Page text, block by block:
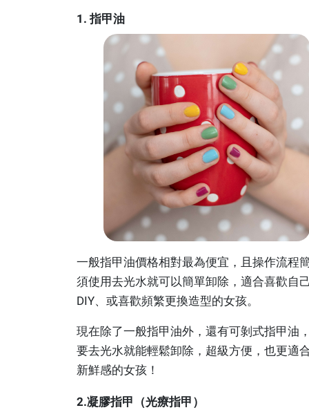
1. 指甲油
一般指甲油價格相對最為便宜，且操作流程
須使用去光水就可以簡單卸除，適合喜歡自己
DIY、或喜歡頻繁更換造型的女孩。
現在除了一般指甲油外，還有可剝式指甲油
要去光水就能輕鬆卸除，超級方便，也更適
新鮮感的女孩！
2.凝膠指甲（光療指甲）